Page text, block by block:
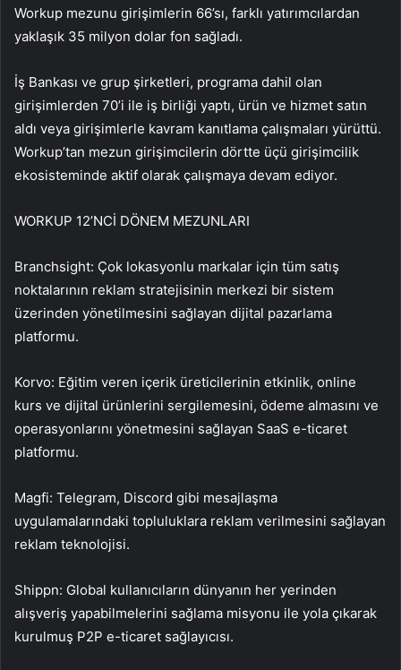
Workup mezunu girişimlerin 66’sı, farklı yatırımcılardan
yaklaşık 35 milyon dolar fon sağladı.
İş Bankası ve grup şirketleri, programa dahil olan
girişimlerden 70’i ile iş birliği yaptı, ürün ve hizmet satın
aldı veya girişimlerle kavram kanıtlama çalışmaları yürüttü.
Workup’tan mezun girişimcilerin dörtte üçü girişimcilik
ekosisteminde aktif olarak çalışmaya devam ediyor.
WORKUP 12’NCİ DÖNEM MEZUNLARI
Branchsight: Çok lokasyonlu markalar için tüm satış
noktalarının reklam stratejisinin merkezi bir sistem
üzerinden yönetilmesini sağlayan dijital pazarlama
platformu.
Korvo: Eğitim veren içerik üreticilerinin etkinlik, online
kurs ve dijital ürünlerini sergilemesini, ödeme almasını ve
operasyonlarını yönetmesini sağlayan SaaS e-ticaret
platformu.
Magfi: Telegram, Discord gibi mesajlaşma
uygulamalarındaki topluluklara reklam verilmesini sağlayan
reklam teknolojisi.
Shippn: Global kullanıcıların dünyanın her yerinden
alışveriş yapabilmelerini sağlama misyonu ile yola çıkarak
kurulmuş P2P e-ticaret sağlayıcısı.